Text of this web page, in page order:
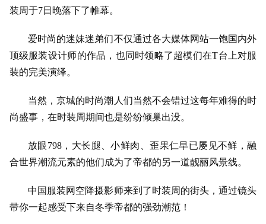
装周于7日晚落下了帷幕。
爱时尚的迷妹迷弟们不仅通过各大媒体网站一饱国内外
顶级服装设计师的作品，也同时领略了超模们在T台上对服
装的完美演绎。
当然，京城的时尚潮人们当然不会错过这每年难得的时
尚盛事，在时装周期间也是纷纷倾巢出没。
放眼798，大长腿、小鲜肉、歪果仁早已屡见不鲜，融
合世界潮流元素的他们成为了帝都的另一道靓丽风景线。
中国服装网空降摄影师来到了时装周的街头，通过镜头
带你一起感受下来自冬季帝都的强劲潮范！